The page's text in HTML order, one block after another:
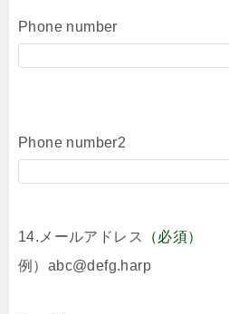
Phone number
Phone number2
14.メールアドレス
（必須）
例）abc@defg.harp